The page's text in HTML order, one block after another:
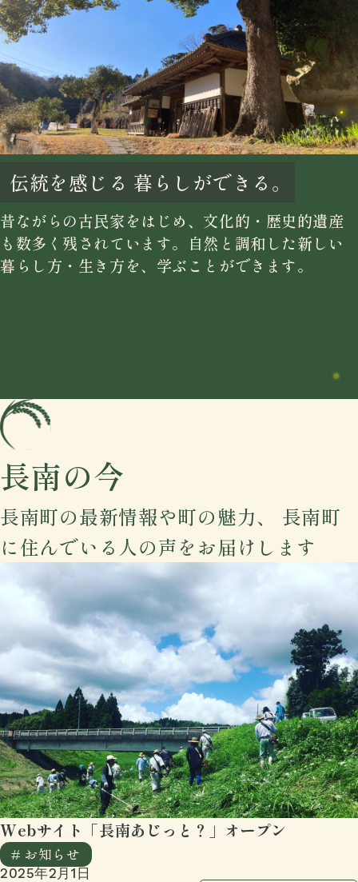
伝統を感じる 暮らしができる。
昔ながらの古民家をはじめ、文化的・歴史的遺産
も数多く残されています。自然と調和した新しい
暮らし方・生き方を、学ぶことができます。
長南の今
長南町の最新情報や町の魅力、
長南町
に住んでいる人の声をお届けします
Webサイト「長南あじっと？」オープン
# お知らせ
2025年2月1日